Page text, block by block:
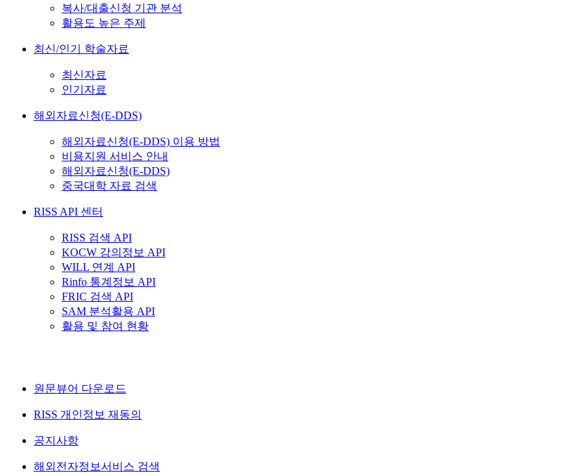
복사/대출신청 기관 분석
활용도 높은 주제
최신/인기 학술자료
최신자료
인기자료
해외자료신청(E-DDS)
해외자료신청(E-DDS) 이용 방법
비용지원 서비스 안내
해외자료신청(E-DDS)
중국대학 자료 검색
RISS API 센터
RISS 검색 API
KOCW 강의정보 API
WILL 연계 API
Rinfo 통계정보 API
FRIC 검색 API
SAM 분석활용 API
활용 및 참여 현황
원문뷰어 다운로드
RISS 개인정보 재동의
공지사항
해외전자정보서비스 검색